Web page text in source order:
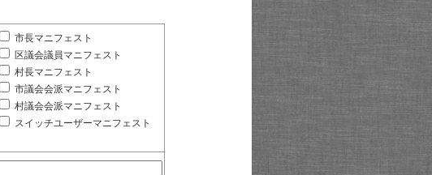
市長マニフェスト
区議会議員マニフェスト
村長マニフェスト
市議会会派マニフェスト
村議会会派マニフェスト
スイッチユーザーマニフェスト